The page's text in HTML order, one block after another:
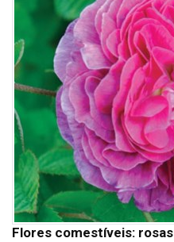
Flores comestíveis: rosas